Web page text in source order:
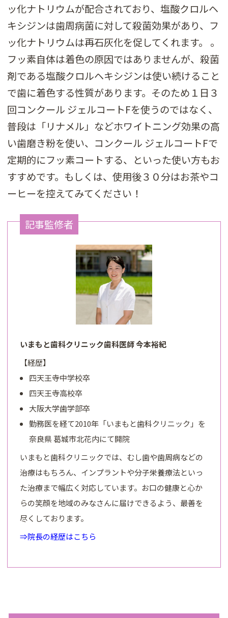
ッ化ナトリウムが配合されており、塩酸クロルヘ
キシジンは歯周病菌に対して殺菌効果があり、フ
ッ化ナトリウムは再石灰化を促してくれます。 。
フッ素自体は着色の原因ではありませんが、殺菌
剤である塩酸クロルヘキシジンは使い続けること
で歯に着色する性質があります。そのため１日３
回コンクール ジェルコートFを使うのではなく、
普段は「リナメル」などホワイトニング効果の高
い歯磨き粉を使い、コンクール ジェルコートFで
定期的にフッ素コートする、といった使い方もお
すすめです。もしくは、使用後３０分はお茶やコ
ーヒーを控えてみてください！
記事監修者
いまもと歯科クリニック歯科医師 今本裕紀
【経歴】
四天王寺中学校卒
四天王寺高校卒
大阪大学歯学部卒
勤務医を経て2010年「いまもと歯科クリニック」を
奈良県 葛城市北花内にて開院
いまもと歯科クリニックでは、むし歯や歯周病などの
治療はもちろん、インプラントや分子栄養療法といっ
た治療まで幅広く対応しています。お口の健康と心か
らの笑顔を地域のみなさんに届けできるよう、最善を
尽くしております。
⇒院長の経歴はこちら